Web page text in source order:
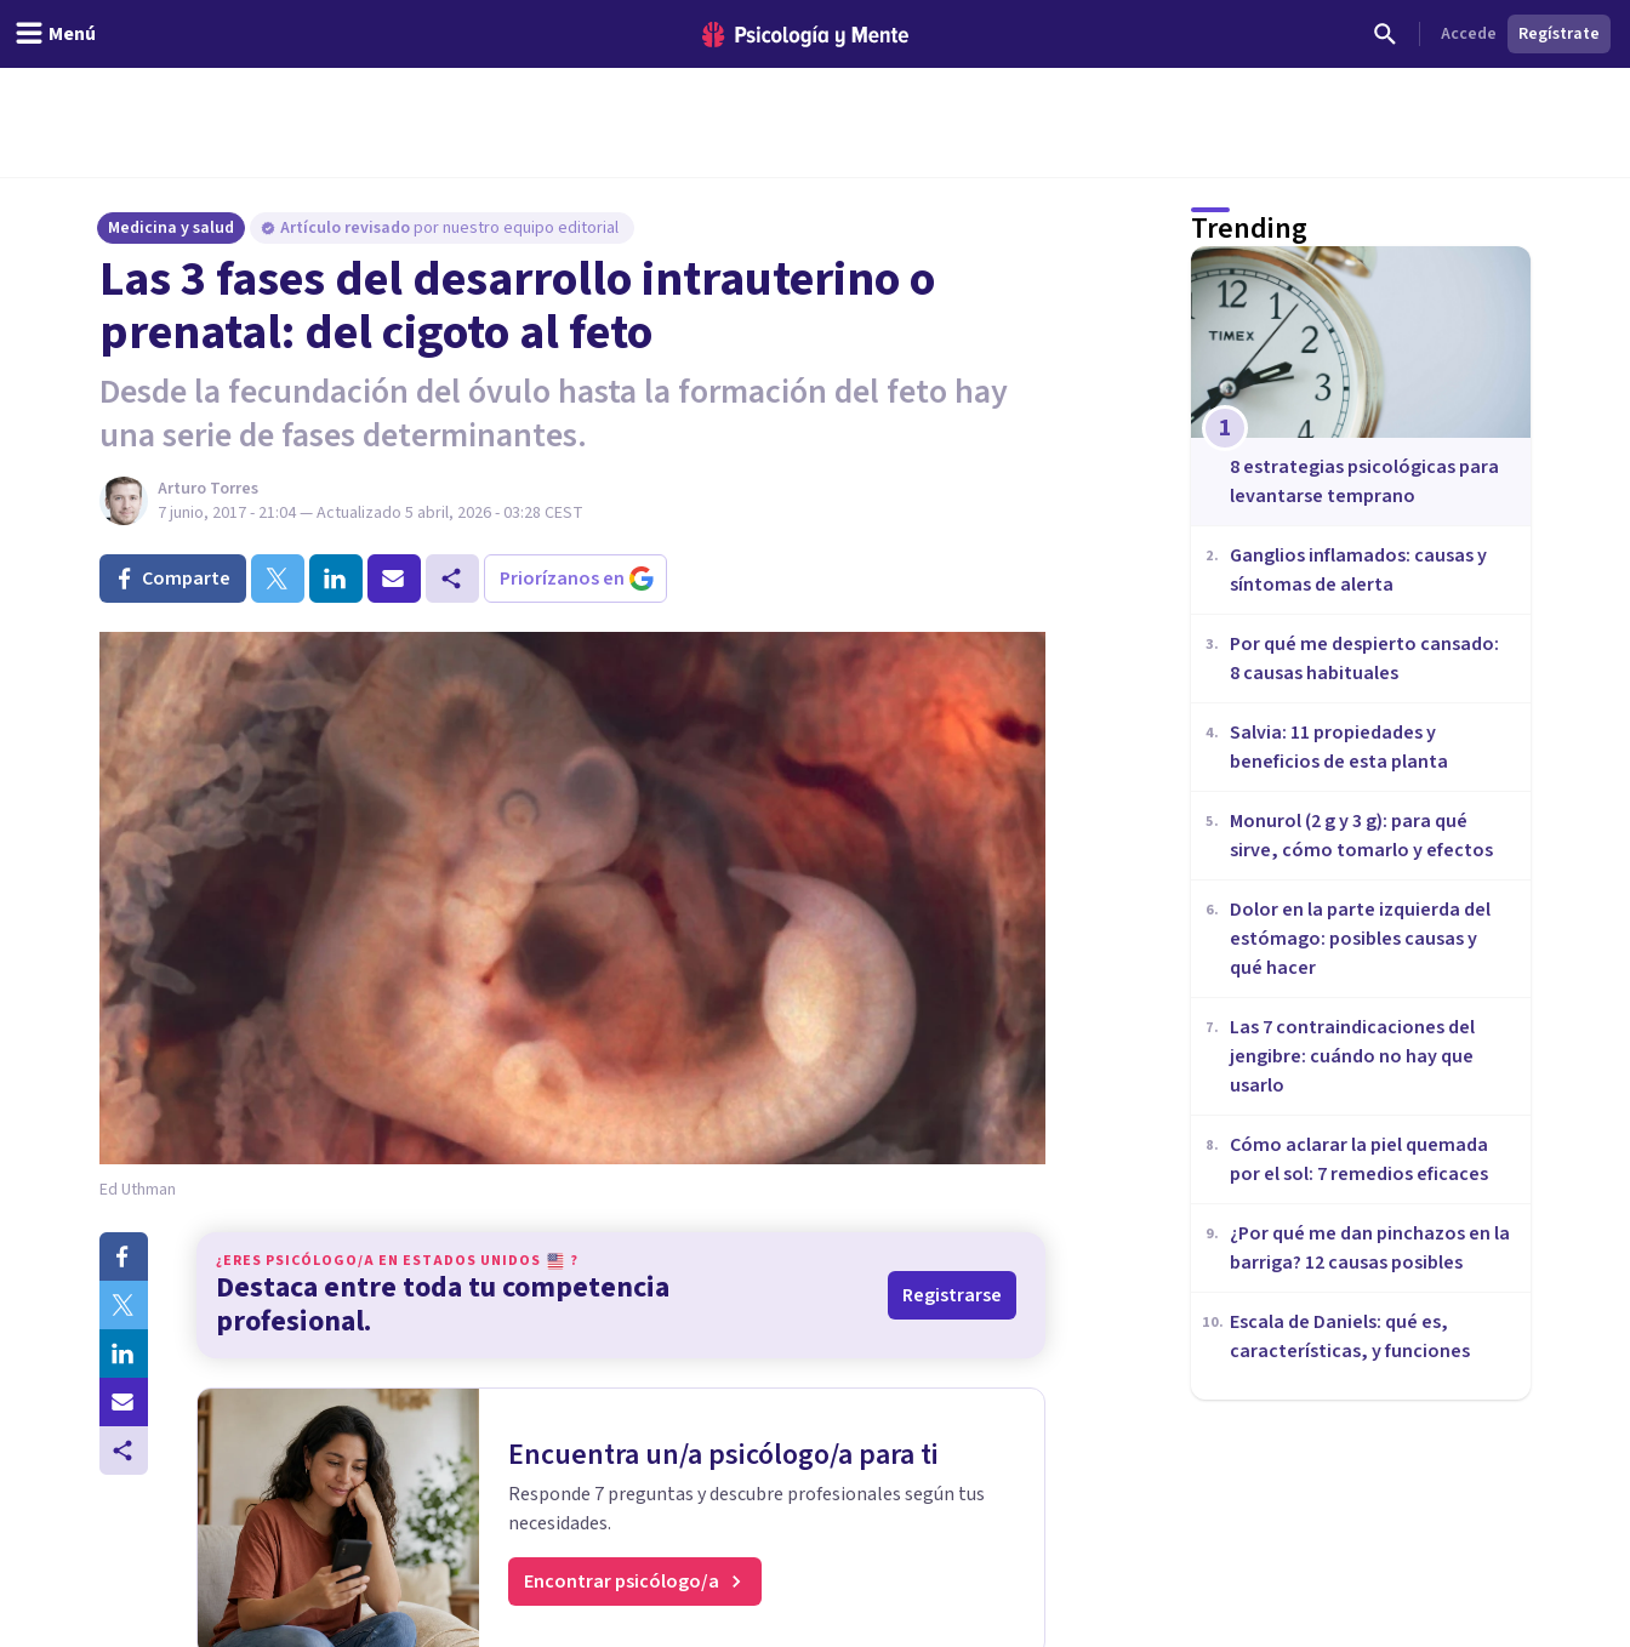
Menú Accede Regístrate
Medicina y salud Artículo revisado por nuestro equipo editorial
Las 3 fases del desarrollo intrauterino o
prenatal: del cigoto al feto
Desde la fecundación del óvulo hasta la formación del feto hay
una serie de fases determinantes.
Arturo Torres
7 junio, 2017 - 21:04— Actualizado 5 abril, 2026 - 03:28 CEST
Comparte Priorízanos en
Ed Uthman
¿ERES PSICÓLOGO/A EN ESTADOS UNIDOS ?
Destaca entre toda tu competencia
profesional.
Registrarse
Encuentra un/a psicólogo/a para ti
Responde 7 preguntas y descubre profesionales según tus
necesidades.
Encontrar psicólogo/a
Trending
1
8 estrategias psicológicas para
levantarse temprano
2.
Ganglios inflamados: causas y
síntomas de alerta
3.
Por qué me despierto cansado:
8 causas habituales
4. Salvia: 11 propiedades y
beneficios de esta planta
5.
Monurol (2 g y 3 g): para qué
sirve, cómo tomarlo y efectos
6.
Dolor en la parte izquierda del
estómago: posibles causas y
qué hacer
7.
Las 7 contraindicaciones del
jengibre: cuándo no hay que
usarlo
8.
Cómo aclarar la piel quemada
por el sol: 7 remedios eficaces
9.
¿Por qué me dan pinchazos en la
barriga? 12 causas posibles
10. Escala de Daniels: qué es,
características, y funciones